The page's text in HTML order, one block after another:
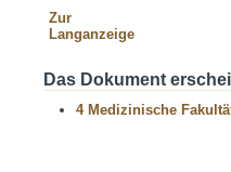
Zur
Langanzeige
Das Dokument
4 Medizinische